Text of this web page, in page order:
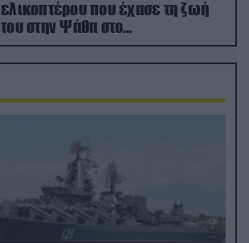
ελικοπτέρου που έχασε τη ζωή
του στην Ψάθα στο
αποτεφρωτήριο Ριτσώνας